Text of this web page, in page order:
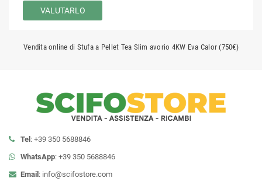
VALUTARLO
Vendita online di Stufa a Pellet Tea Slim avorio 4KW Eva Calor (750€)
Tel: +39 350 5688846
WhatsApp: +39 350 5688846
Email: info@scifostore.com